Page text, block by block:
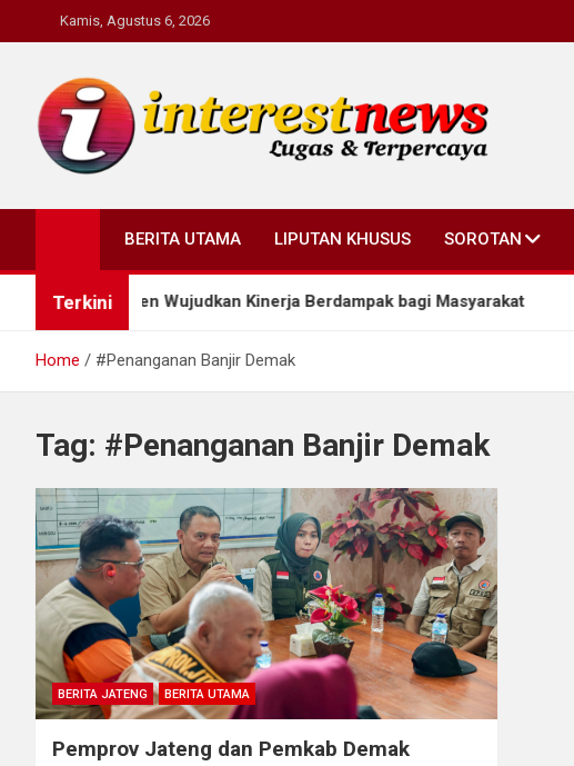
to
Kamis, Agustus 6, 2026
Interestnews.or.id
BERITA UTAMA LIPUTAN KHUSUS SOROTAN
Terkini
Instrumen Wujudkan Kinerja Berdampak bagi Masyarakat
Home #Penanganan Banjir Demak
Tag: #Penanganan Banjir Demak
BERITA JATENG BERITA UTAMA
Pemprov Jateng dan Pemkab Demak